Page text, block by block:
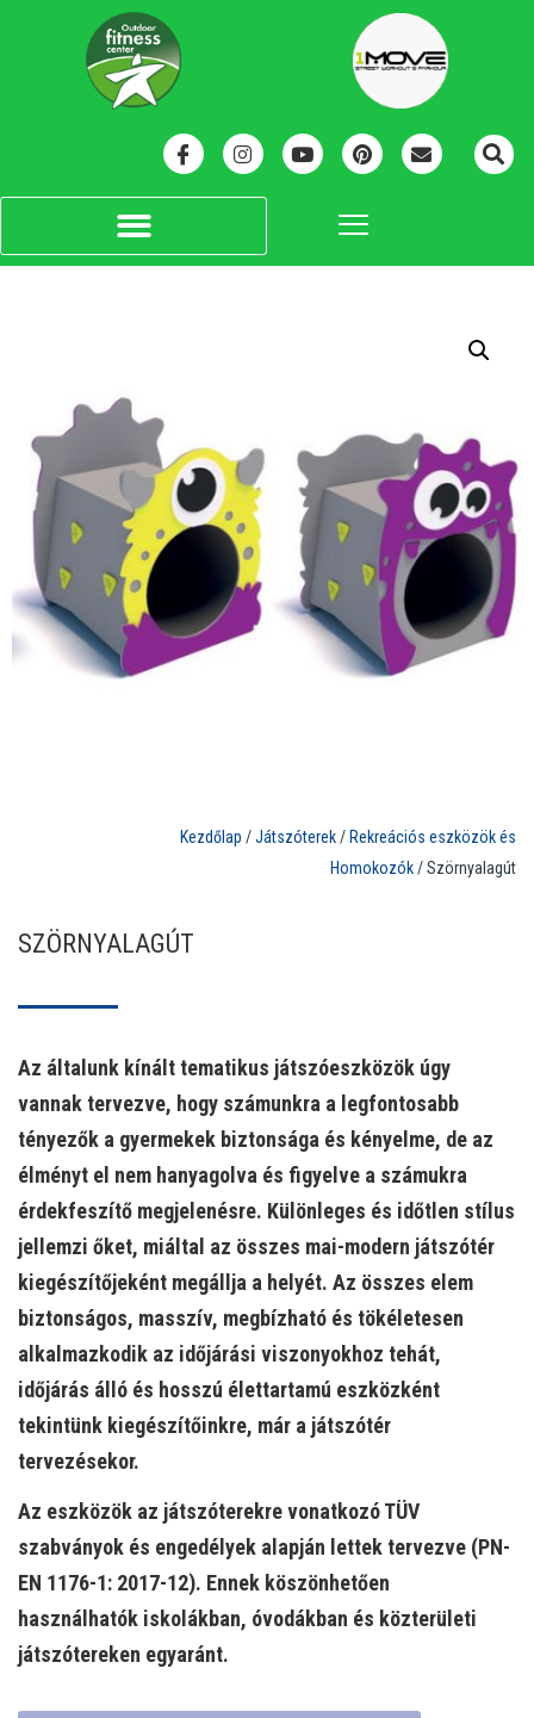
Kezdőlap /Játszóterek/ Rekreációs eszközök és
Homokozók/ Szörnyalagút
SZÖRNYALAGÚT
Az általunk kínált tematikus játszóeszközök úgy
vannak tervezve, hogy számunkra a legfontosabb
tényezők a gyermekek biztonsága és kényelme, de az
élményt el nem hanyagolva és figyelve a számukra
érdekfeszítő megjelenésre. Különleges és időtlen stílus
jellemzi őket, miáltal az összes mai-modern játszótér
kiegészítőjeként megállja a helyét. Az összes elem
biztonságos, masszív, megbízható és tökéletesen
alkalmazkodik az időjárási viszonyokhoz tehát,
időjárás álló és hosszú élettartamú eszközként
tekintünk kiegészítőinkre, már a játszótér
tervezésekor.
Az eszközök az játszóterekre vonatkozó TÜV
szabványok és engedélyek alapján lettek tervezve (PN-
EN 1176-1: 2017-12). Ennek köszönhetően
használhatók iskolákban, óvodákban és közterületi
játszótereken egyaránt.